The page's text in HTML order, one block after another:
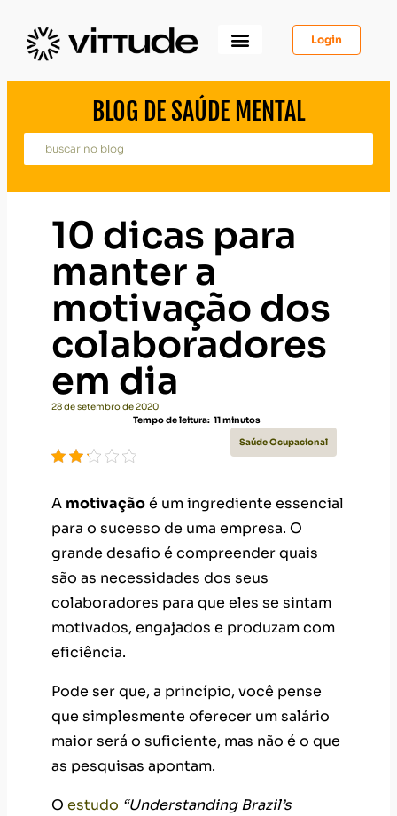
Login
BLOG DE SAÚDE MENTAL
10 dicas para
manter a
motivação dos
colaboradores
em dia
28 de setembro de 2020
Tempo de leitura: 11minutos
Saúde Ocupacional
A motivaçãoé um ingrediente essencial
para o sucesso de uma empresa. O
grande desafio é compreender quais
são as necessidades dos seus
colaboradores para que eles se sintam
motivados, engajados e produzam com
eficiência.
Pode ser que, a princípio, você pense
que simplesmente oferecer um salário
maior será o suficiente, mas não é o que
as pesquisas apontam.
O estudo “Understanding Brazil’s